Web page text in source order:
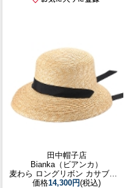
田中帽子店
Bianka（ビアンカ）
麦わら ロングリボン カサブランカ
価格14,300円(税込)